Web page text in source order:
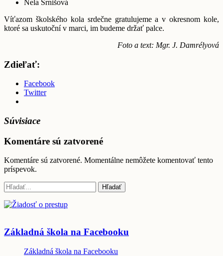
Nela Srnišová
Víťazom školského kola srdečne gratulujeme a v okresnom kole,
ktoré sa uskutoční v marci, im budeme držať palce.
Foto a text: Mgr. J. Damrélyová
Zdieľať:
Facebook
Twitter
Súvisiace
Komentáre sú zatvorené
Komentáre sú zatvorené. Momentálne nemôžete komentovať tento
príspevok.
Základná škola na Facebooku
Základná škola na Facebooku